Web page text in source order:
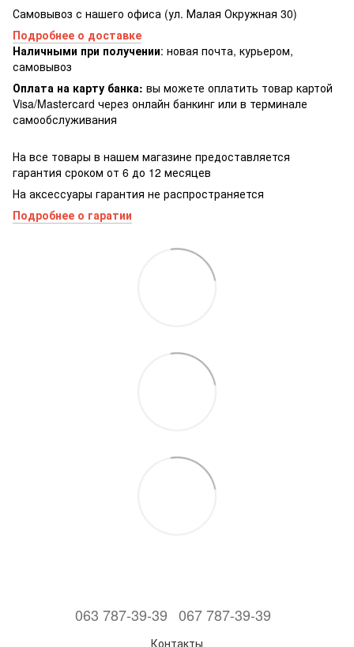
Самовывоз с нашего офиса (ул. Малая Окружная 30)
Подробнее о доставке
Наличными при получении: новая почта, курьером,
самовывоз
Оплата на карту банка: вы можете оплатить товар картой
Visa/Masterсard через онлайн банкинг или в терминале
самообслуживания
На все товары в нашем магазине предоставляется
гарантия сроком от 6 до 12 месяцев
На аксессуары гарантия не распространяется
Подробнее о гаратии
063 787-39-39 067 787-39-39
Контакты